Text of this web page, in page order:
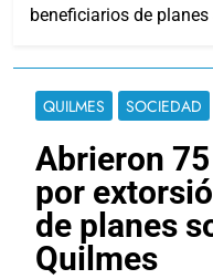
beneficiarios de
QUILMES SOCIEDAD
Abrieron
por
de planes
Quilmes